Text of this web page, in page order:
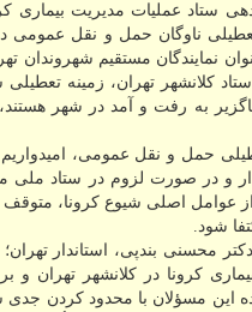
ستاد عملیات مدیریت بیماری
ناوگان حمل و نقل عمومی
مستقیم شهروندان
كلانشهر تهران، زمینه
به رفت و آمد در شهر
حمل و نقل عمومی، امیدواریم
و در صورت لزوم در ستاد ملی
عوامل اصلی شیوع كرونا،
شود.
محسنی بندپی، استاندار تهران؛
كرونا در كلانشهر تهران و
این مسؤلان با محدود كردن